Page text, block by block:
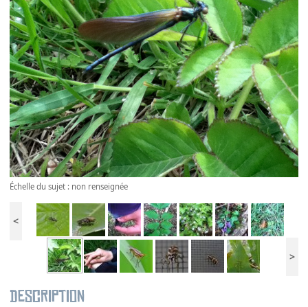
Échelle du sujet : non renseignée
<
>
Description